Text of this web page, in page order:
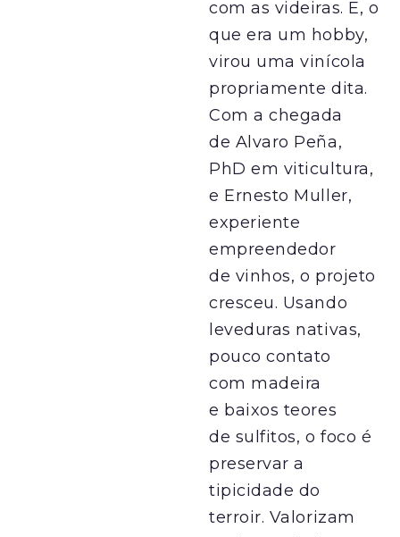
com as videiras. E, o
que era um hobby,
virou uma vinícola
propriamente dita.
Com a chegada
de Alvaro Peña,
PhD em viticultura,
e Ernesto Muller,
experiente
empreendedor
de vinhos, o projeto
cresceu. Usando
leveduras nativas,
pouco contato
com madeira
e baixos teores
de sulfitos, o foco é
preservar a
tipicidade do
terroir. Valorizam